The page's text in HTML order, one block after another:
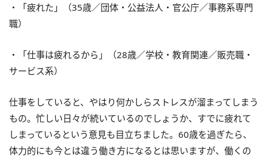
・「疲れた」（35歳／団体・公益法人・官公庁／事務系専門
職）
・「仕事は疲れるから」（28歳／学校・教育関連／販売職・
サービス系）
仕事をしていると、やはり何かしらストレスが溜まってしまう
もの。忙しい日々が続いているのでしょうか、すでに疲れて
しまっているという意見も目立ちました。60歳を過ぎたら、
体力的にも今とは違う働き方になるとは思いますが、働くの